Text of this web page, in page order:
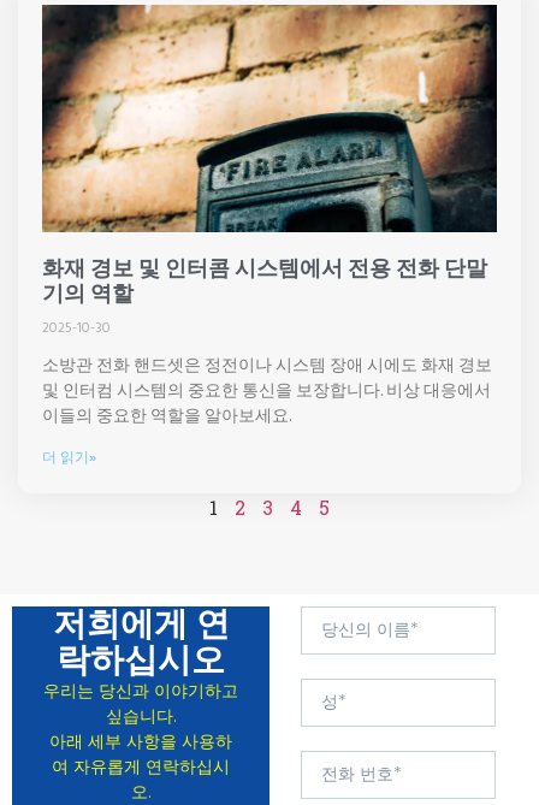
화재 경보 및 인터콤 시스템에서 전용 전화 단말
기의 역할
2025-10-30
소방관 전화 핸드셋은 정전이나 시스템 장애 시에도 화재 경보
및 인터컴 시스템의 중요한 통신을 보장합니다. 비상 대응에서
이들의 중요한 역할을 알아보세요.
더 읽기»
1 2 3 4 5
저희에게 연
락하십시오
우리는 당신과 이야기하고
싶습니다.
아래 세부 사항을 사용하
여 자유롭게 연락하십시
오.